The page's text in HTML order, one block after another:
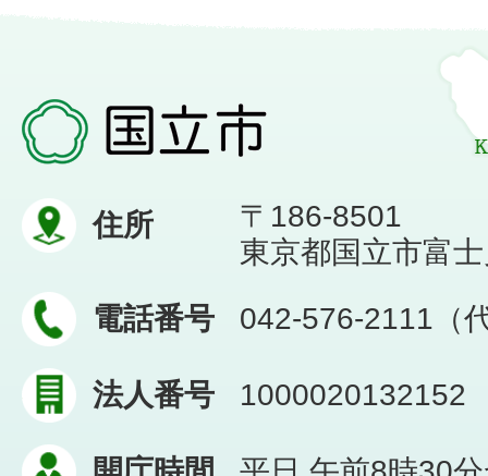
住所
〒186-8501
東京都国立市富
電話番号
042-576-2111（
法人番号 1000020132152